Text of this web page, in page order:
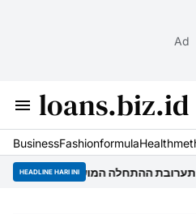
Ad
loans.biz.id
BusinessFashionformulaHealth
HEADLINE HARI INI
Strategic Household